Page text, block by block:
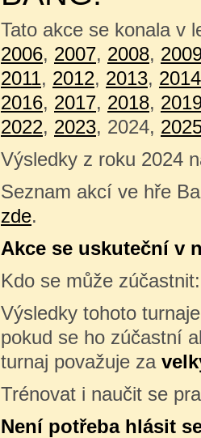
Tato akce se konala v
2006, 2007, 2008,
2011, 2012, 2013, 2014
2016, 2017, 2018,
2022, 2023, 2024,
Výsledky z roku 2024
Seznam akcí ve hře
zde.
Akce se uskuteční v
Kdo se může
Výsledky tohoto
pokud se ho zúčastní
turnaj považuje za
Trénovat i naučit se
Není potřeba hlásit